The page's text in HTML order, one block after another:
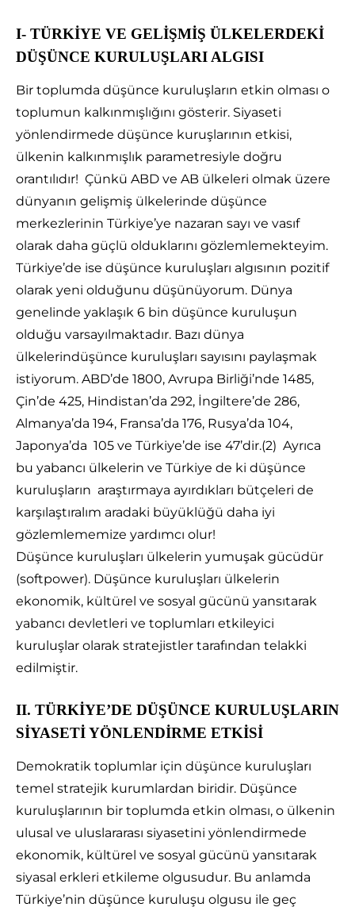
І- TÜRKİYE VE GELİŞMİŞ ÜLKELERDEKİ
DÜŞÜNCE KURULUŞLARI ALGISI
Bir toplumda düşünce kuruluşların etkin olması o
toplumun kalkınmışlığını gösterir. Siyaseti
yönlendirmede düşünce kuruşlarının etkisi,
ülkenin kalkınmışlık parametresiyle doğru
orantılıdır! Çünkü ABD ve AB ülkeleri olmak üzere
dünyanın gelişmiş ülkelerinde düşünce
merkezlerinin Türkiye’ye nazaran sayı ve vasıf
olarak daha güçlü olduklarını gözlemlemekteyim.
Türkiye’de ise düşünce kuruluşları algısının pozitif
olarak yeni olduğunu düşünüyorum. Dünya
genelinde yaklaşık 6 bin düşünce kuruluşun
olduğu varsayılmaktadır. Bazı dünya
ülkelerindüşünce kuruluşları sayısını paylaşmak
istiyorum. ABD’de 1800, Avrupa Birliği’nde 1485,
Çin’de 425, Hindistan’da 292, İngiltere’de 286,
Almanya’da 194, Fransa’da 176, Rusya’da 104,
Japonya’da 105 ve Türkiye’de ise 47’dir.(2) Ayrıca
bu yabancı ülkelerin ve Türkiye de ki düşünce
kuruluşların araştırmaya ayırdıkları bütçeleri de
karşılaştıralım aradaki büyüklüğü daha iyi
gözlemlememize yardımcı olur!
Düşünce kuruluşları ülkelerin yumuşak gücüdür
(softpower). Düşünce kuruluşları ülkelerin
ekonomik, kültürel ve sosyal gücünü yansıtarak
yabancı devletleri ve toplumları etkileyici
kuruluşlar olarak stratejistler tarafından telakki
edilmiştir.
ІІ. TÜRKİYE’DE DÜŞÜNCE KURULUŞLARIN
SİYASETİ YÖNLENDİRME ETKİSİ
Demokratik toplumlar için düşünce kuruluşları
temel stratejik kurumlardan biridir. Düşünce
kuruluşlarının bir toplumda etkin olması, o ülkenin
ulusal ve uluslararası siyasetini yönlendirmede
ekonomik, kültürel ve sosyal gücünü yansıtarak
siyasal erkleri etkileme olgusudur. Bu anlamda
Türkiye’nin düşünce kuruluşu olgusu ile geç